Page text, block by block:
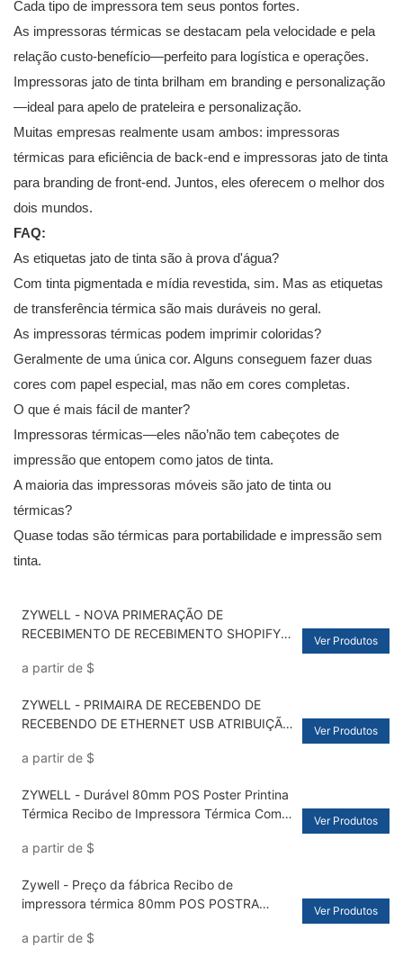
Cada tipo de impressora tem seus pontos fortes.
As impressoras térmicas se destacam pela velocidade e pela
relação custo-benefício—perfeito para logística e operações.
Impressoras jato de tinta brilham em branding e personalização
—ideal para apelo de prateleira e personalização.
Muitas empresas realmente usam ambos: impressoras
térmicas para eficiência de back-end e impressoras jato de tinta
para branding de front-end. Juntos, eles oferecem o melhor dos
dois mundos.
FAQ:
As etiquetas jato de tinta são à prova d'água?
Com tinta pigmentada e mídia revestida, sim. Mas as etiquetas
de transferência térmica são mais duráveis no geral.
As impressoras térmicas podem imprimir coloridas?
Geralmente de uma única cor. Alguns conseguem fazer duas
cores com papel especial, mas não em cores completas.
O que é mais fácil de manter?
Impressoras térmicas—eles não’não tem cabeçotes de
impressão que entopem como jatos de tinta.
A maioria das impressoras móveis são jato de tinta ou
térmicas?
Quase todas são térmicas para portabilidade e impressão sem
tinta.
ZYWELL - NOVA PRIMERAÇÃO DE
RECEBIMENTO DE RECEBIMENTO SHOPIFY E
OEM de 80mm Printina Térmica Usb USB
a partir de $
Ver Produtos
ZYWELL - PRIMAIRA DE RECEBENDO DE
RECEBENDO DE ETHERNET USB ATRIBUIÇÃO
PRIMERIAS TERMAS DE FILHA POS
a partir de $
Ver Produtos
ZYWELL - Durável 80mm POS Poster Printina
Térmica Recibo de Impressora Térmica Com
a partir de $
Ver Produtos
Zywell - Preço da fábrica Recibo de
impressora térmica 80mm POS POSTRA
USB+RS232+LAN+WIFI
a partir de $
Ver Produtos